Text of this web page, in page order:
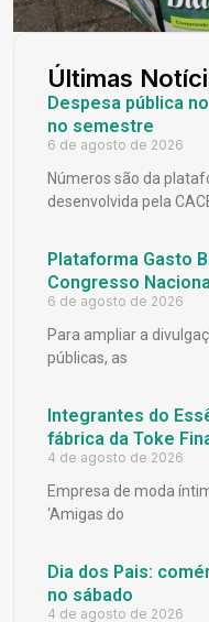
Últimas
Despesa pública
no semestre
6 de agosto de 2026
Números são da
desenvolvida pela
Plataforma Gasto
Congresso
6 de agosto de 2026
Para ampliar a
públicas, as
Integrantes do
fábrica da Toke
4 de agosto de 2026
Empresa de moda
‘Amigas do
Dia dos Pais:
no sábado
4 de agosto de 2026